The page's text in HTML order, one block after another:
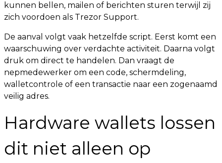
kunnen bellen, mailen of berichten sturen terwijl zij
zich voordoen als Trezor Support.
De aanval volgt vaak hetzelfde script. Eerst komt een
waarschuwing over verdachte activiteit. Daarna volgt
druk om direct te handelen. Dan vraagt de
nepmedewerker om een code, schermdeling,
walletcontrole of een transactie naar een zogenaamd
veilig adres.
Hardware wallets lossen
dit niet alleen op